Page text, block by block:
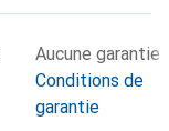
Aucune garantie
Conditions de
garantie